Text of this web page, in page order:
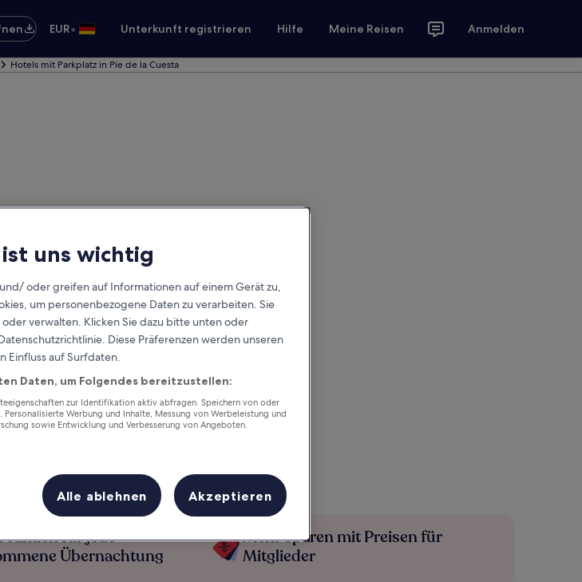
EUR• Unterkunft registrieren Hilfe Meine Reisen Anmelden
Hotels mit Parkplatz in Pie de la Cuesta
für jede
Übernachtung
Mehr sparen mit Preisen für
Mitglieder
uns wichtig
oder greifen auf Informationen auf einem Gerät zu,
um personenbezogene Daten zu verarbeiten. Sie
verwalten. Klicken Sie dazu bitte unten oder
Diese Präferenzen werden unseren
Einfluss auf Surfdaten.
Daten, um Folgendes bereitzustellen:
zur Identifikation aktiv abfragen. Speichern von oder
Werbung und Inhalte, Messung von Werbeleistung und
sowie Entwicklung und Verbesserung von Angeboten.
Alle ablehnen Akzeptieren